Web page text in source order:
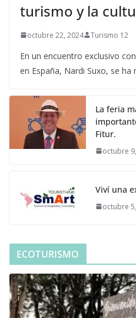
turismo y la
octubre 22, 2024 Turismo 12
En un encuentro exclusivo
en España, Nardi Suxo, se
La feria
Fitur.
octubre
Viví una
octubre
ECOTURISMO